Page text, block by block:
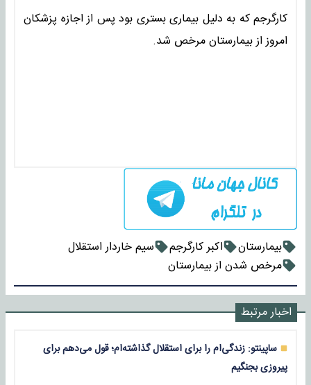
کارگرجم که به دلیل بیماری بستری بود پس از اجازه پزشکان
امروز از بیمارستان مرخص شد.
بیمارستان اکبر کارگرجم
سیم خاردار استقلال
مرخص شدن از بیمارستان
اخبار مرتبط
ساپینتو: زندگی‌ام را برای استقلال گذاشته‌ام؛ قول می‌دهم برای
پیروزی بجنگیم